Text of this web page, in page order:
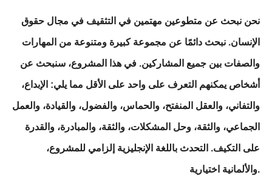
نحن نبحث عن متطوعين مهتمين في التثقيف في مجال حقوق
الإنسان. نبحث دائمًا عن مجموعة كبيرة ومتنوعة من المهارات
والصفات بين جميع المشاركين. في هذا المشروع، سنبحث عن
أشخاص يمكنهم التعرف على واحد على الأقل مما يلي: الإبداع،
والتفاني، والعقل المنفتح، والحماس، والفضول، والقيادة، والعمل
الجماعي، والثقة، وحل المشكلات، والثقة، والمبادرة، والقدرة
على التكيف. التحدث باللغة الإنجليزية إلزامي للمشروع،
والألمانية اختيارية.